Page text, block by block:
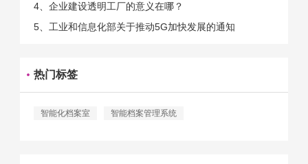
4、企业建设透明工厂的意义在哪？
5、工业和信息化部关于推动5G加快发展的通知
热门标签
智能化档案室 智能档案管理系统